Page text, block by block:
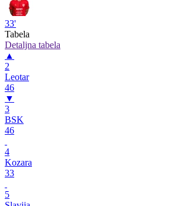
33'
Tabela
Detaljna tabela
▲
2
Leotar
46
▼
3
BSK
46
4
Kozara
33
5